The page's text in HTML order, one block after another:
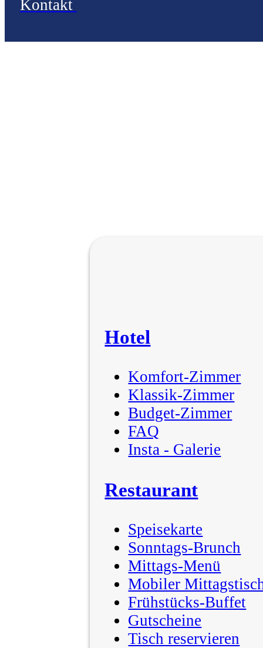
Kontakt
Hotel
Komfort-Zimmer
Klassik-Zimmer
Budget-Zimmer
FAQ
Insta - Galerie
Restaurant
Speisekarte
Sonntags-Brunch
Mittags-Menü
Mobiler
Frühstücks-Buffet
Gutscheine
Tisch reservieren